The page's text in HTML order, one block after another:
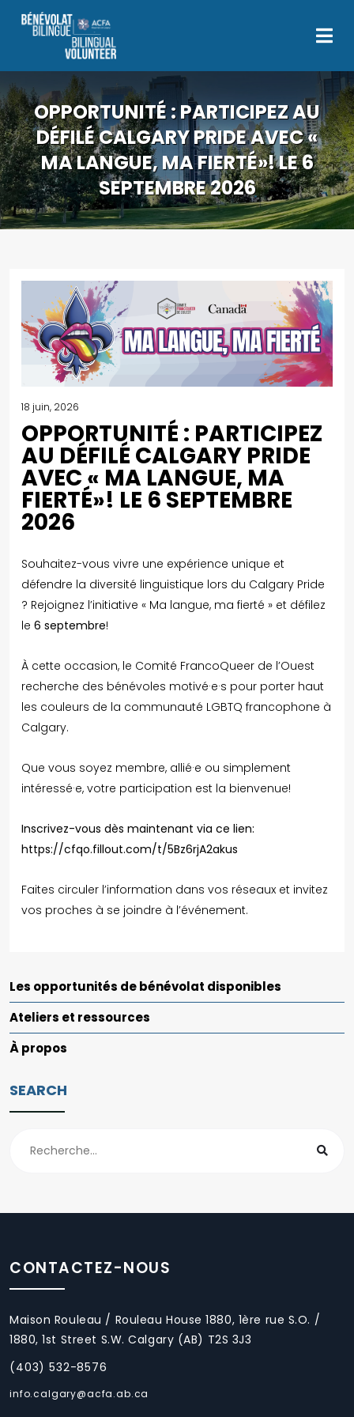
OPPORTUNITÉ : PARTICIPEZ AU
DÉFILÉ CALGARY PRIDE AVEC «
MA LANGUE, MA FIERTÉ»! LE 6
SEPTEMBRE 2026
18 juin, 2026
OPPORTUNITÉ : PARTICIPEZ
AU DÉFILÉ CALGARY PRIDE
AVEC « MA LANGUE, MA
FIERTÉ»! LE 6 SEPTEMBRE
2026
Souhaitez-vous vivre une expérience unique et
défendre la diversité linguistique lors du Calgary Pride
? Rejoignez l’initiative « Ma langue, ma fierté » et défilez
le 6 septembre!
À cette occasion, le Comité FrancoQueer de l’Ouest
recherche des bénévoles motivé·e·s pour porter haut
les couleurs de la communauté LGBTQ francophone à
Calgary.
Que vous soyez membre, allié·e ou simplement
intéressé·e, votre participation est la bienvenue!
Inscrivez-vous dès maintenant via ce lien:
https://cfqo.fillout.com/t/5Bz6rjA2akus
Faites circuler l’information dans vos réseaux et invitez
vos proches à se joindre à l’événement.
Les opportunités de bénévolat disponibles
Ateliers et ressources
À propos
SEARCH
CONTACTEZ-NOUS
Maison Rouleau / Rouleau House 1880, 1ère rue S.O. /
1880, 1st Street S.W. Calgary (AB) T2S 3J3
(403) 532-8576
info.calgary@acfa.ab.ca